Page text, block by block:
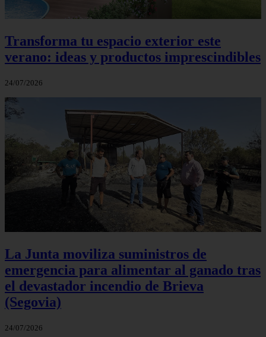
Transforma tu espacio exterior este
verano: ideas y productos imprescindibles
24/07/2026
La Junta moviliza suministros de
emergencia para alimentar al ganado tras
el devastador incendio de Brieva
(Segovia)
24/07/2026